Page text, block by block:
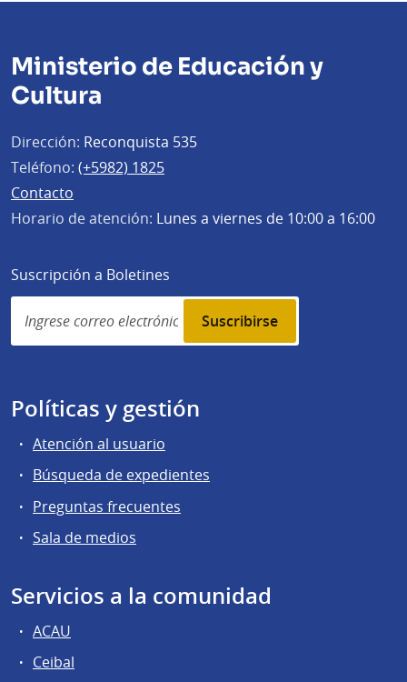
Ministerio de Educación y
Cultura
Dirección: Reconquista 535
Teléfono: (+5982) 1825
Contacto
Horario de atención: Lunes a viernes de 10:00 a 16:00
Suscripción a Boletines
Simplenews
subscription
Políticas y gestión
Atención al usuario
Búsqueda de expedientes
Preguntas frecuentes
Sala de medios
Servicios a la comunidad
ACAU
Ceibal